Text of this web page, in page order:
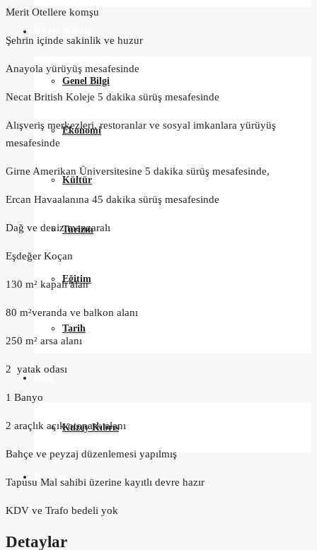
Genel Bilgi
Ekonomi
Kültür
Turizm
Eğitim
Tarih
Kuzey Kıbrıs
İletişim
Merit Otellere komşu
Şehrin içinde sakinlik ve huzur
Anayola yürüyüş mesafesinde
Necat British Koleje 5 dakika sürüş mesafesinde
Alışveriş merkezleri, restoranlar ve sosyal imkanlara yürüyüş
mesafesinde
Girne Amerikan Üniversitesine 5 dakika sürüş mesafesinde,
Ercan Havaalanına 45 dakika sürüş mesafesinde
Dağ ve deniz manzaralı
Eşdeğer Koçan
130 m² kapalı alan
80 m²veranda ve balkon alanı
250 m² arsa alanı
2 yatak odası
1 Banyo
2 araçlık açık otopark alanı
Bahçe ve peyzaj düzenlemesi yapılmış
Tapusu Mal sahibi üzerine kayıtlı devre hazır
KDV ve Trafo bedeli yok
Detaylar